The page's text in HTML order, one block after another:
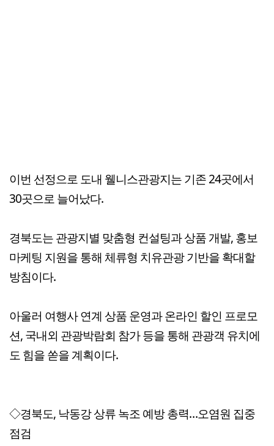
이번 선정으로 도내 웰니스관광지는 기존 24곳에서
30곳으로 늘어났다.
경북도는 관광지별 맞춤형 컨설팅과 상품 개발, 홍보
마케팅 지원을 통해 체류형 치유관광 기반을 확대할
방침이다.
아울러 여행사 연계 상품 운영과 온라인 할인 프로모
션, 국내외 관광박람회 참가 등을 통해 관광객 유치에
도 힘을 쏟을 계획이다.
◇경북도, 낙동강 상류 녹조 예방 총력…오염원 집중
점검